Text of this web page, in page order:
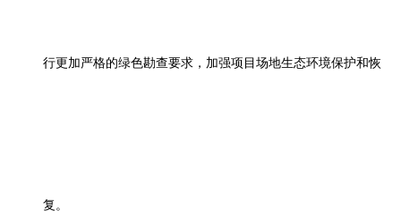
行更加严格的绿色勘查要求，加强项目场地生态环境保护和恢
复。